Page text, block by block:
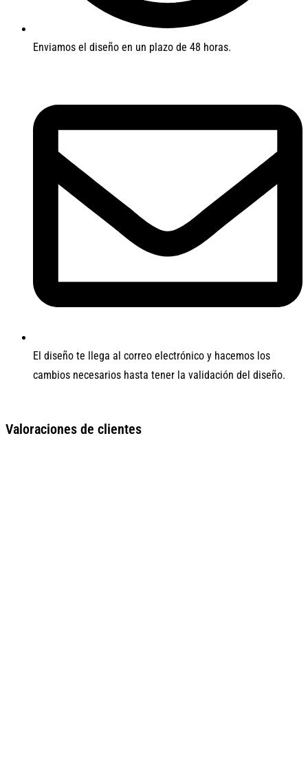
Enviamos el diseño en un plazo de 48 horas.
El diseño te llega al correo electrónico y hacemos los
cambios necesarios hasta tener la validación del diseño.
Valoraciones de clientes